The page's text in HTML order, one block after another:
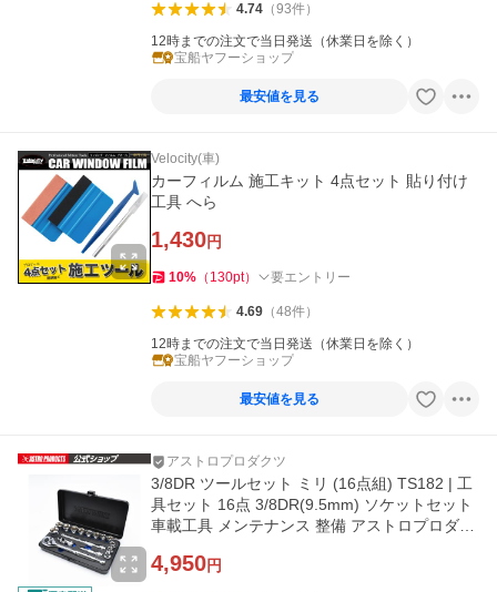
4.74（93件）
12時までの注文で当日発送（休業日を除く）
宝船ヤフーショップ
最安値を見る
Velocity(車)
カーフィルム 施工キット 4点セット 貼り付け
工具 へら
1,430円
10% （ 130pt） 要エントリー
4.69（48件）
12時までの注文で当日発送（休業日を除く）
宝船ヤフーショップ
最安値を見る
アストロプロダクツ
3/8DR ツールセット ミリ (16点組) TS182 | 工
具セット 16点 3/8DR(9.5mm) ソケットセット
車載工具 メンテナンス 整備 アストロプロダク
4,950円